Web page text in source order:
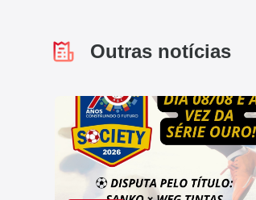
Outras notícias